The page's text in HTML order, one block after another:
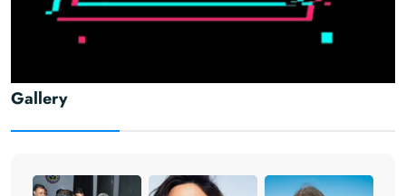
Gallery